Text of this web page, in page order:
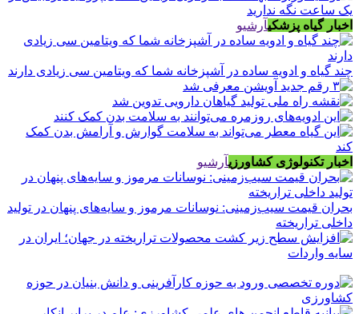
اخبار گیاه پزشکیآرشیو
چند گیاه و ادویه ساده در آشپزخانه شما که ویتامین سی زیادی دارند
اخبار تکنولوژی کشاورزیآرشیو
بحران قیمت سیب‌زمینی: نوسانات مرموز و سایه‌های پنهان در تولید
داخلی تراریخته